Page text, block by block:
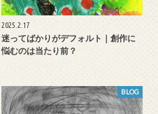
2025.2.17
迷ってばかりがデフォルト｜創作に
悩むのは当たり前？
BLOG